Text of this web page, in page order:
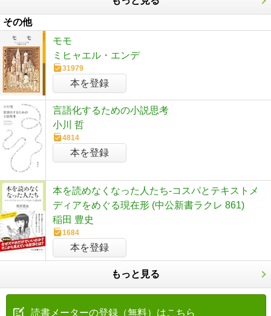
その他
モモ
ミヒャエル・エンデ
31979
本を登録
言語化するための小説思考
小川 哲
4814
本を登録
本を読めなくなった人たち-コスパとテキストメ
ディアをめぐる現在形 (中公新書ラクレ 861)
稲田 豊史
1684
本を登録
もっと見る
読書メーターの登録（無料）はこちら